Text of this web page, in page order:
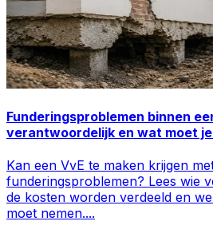
Funderingsproblemen binnen
verantwoordelijk en wat moet
Kan een VvE te maken krijgen
funderingsproblemen? Lees wie
de kosten worden verdeeld en
moet nemen....